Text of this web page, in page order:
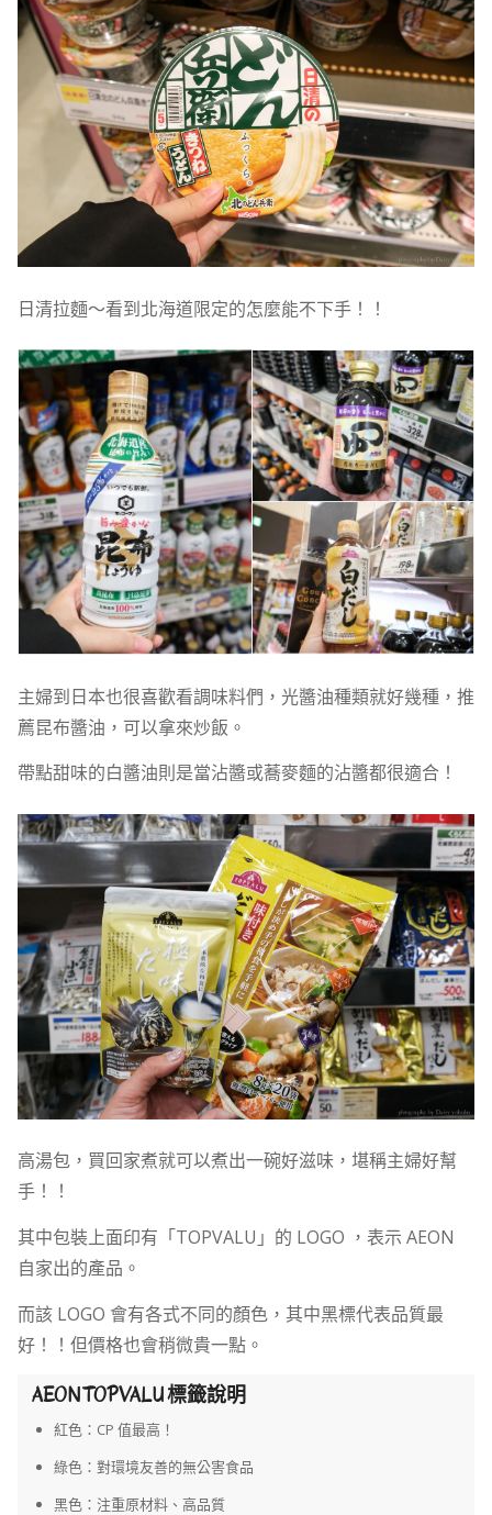
日清拉麵～看到北海道限定的怎麼能不下手！！
主婦到日本也很喜歡看調味料們，光醬油種類就好幾種，推
薦昆布醬油，可以拿來炒飯。
帶點甜味的白醬油則是當沾醬或蕎麥麵的沾醬都很適合！
高湯包，買回家煮就可以煮出一碗好滋味，堪稱主婦好幫
手！！
其中包裝上面印有「TOPVALU」的 LOGO ，表示 AEON
自家出的產品。
而該 LOGO 會有各式不同的顏色，其中黑標代表品質最
好！！但價格也會稍微貴一點。
AEON TOPVALU 標籤說明
紅色：CP 值最高！
綠色：對環境友善的無公害食品
黑色：注重原材料、高品質